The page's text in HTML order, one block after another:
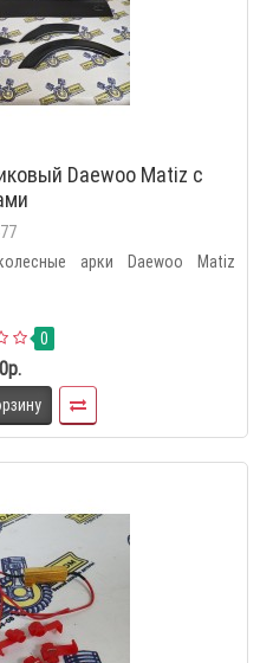
Daewoo Matiz с
арки Daewoo Matiz
0